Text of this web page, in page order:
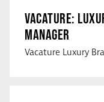
VACATURE:
MANAGER